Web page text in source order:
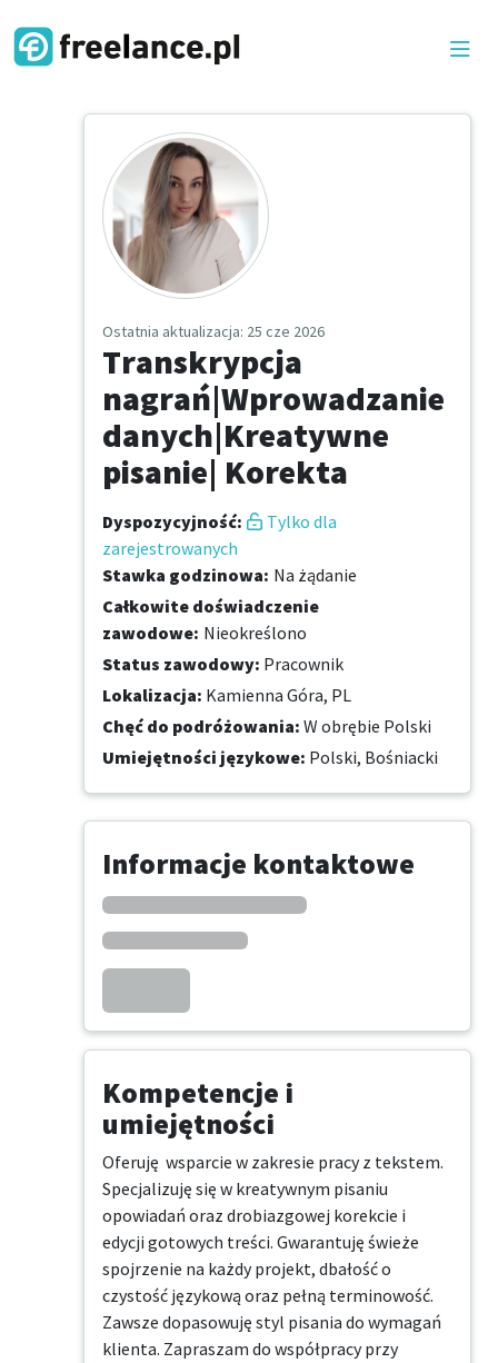
Ostatnia aktualizacja: 25 cze 2026
Transkrypcja
nagrań|Wprowadzanie
danych|Kreatywne
pisanie| Korekta
Dyspozycyjność:
Tylko dla
zarejestrowanych
Stawka godzinowa: Na żądanie
Całkowite doświadczenie
zawodowe: Nieokreślono
Status zawodowy: Pracownik
Lokalizacja: Kamienna Góra, PL
Chęć do podróżowania: W obrębie Polski
Umiejętności językowe: Polski, Bośniacki
Informacje kontaktowe
Kompetencje i
umiejętności
Oferuję  wsparcie w zakresie pracy z tekstem.
Specjalizuję się w kreatywnym pisaniu
opowiadań oraz drobiazgowej korekcie i
edycji gotowych treści. Gwarantuję świeże
spojrzenie na każdy projekt, dbałość o
czystość językową oraz pełną terminowość.
Zawsze dopasowuję styl pisania do wymagań
klienta. Zapraszam do współpracy przy